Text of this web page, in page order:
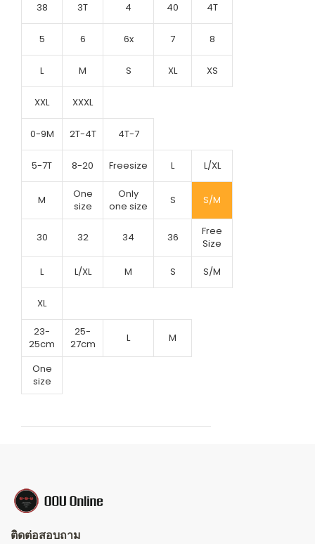
38 3T 4 40 4T
5 6 6x 7 8
L M S XL XS
XXL XXXL
0-9M 2T-4T 4T-7
5-7T 8-20 Freesize L L/XL
M
One
size
Only
one size
S S/M
30 32 34 36
Free
Size
L L/XL M S S/M
XL
23-
25cm
25-
27cm
L M
One
size
ติดต่อสอบถาม